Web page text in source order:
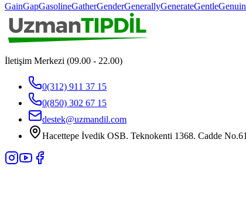
GainGapGasolineGatherGenderGenerallyGenerateGentle
İletişim Merkezi (09.00 - 22.00)
0(312) 911 37 15
0(850) 302 67 15
destek@uzmandil.com
Hacettepe İvedik OSB. Teknokenti 1368. Cadde